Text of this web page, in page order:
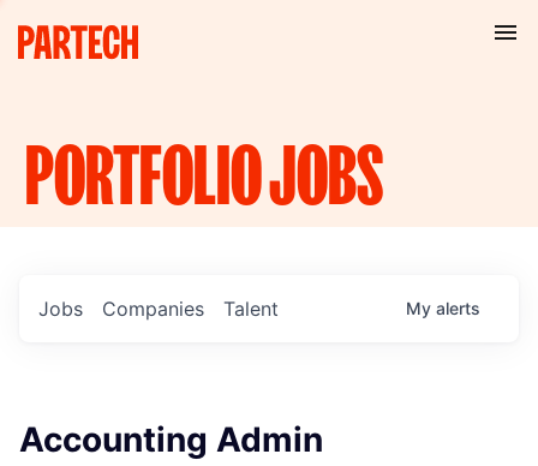
PORTFOLIOJOBS
Jobs Companies Talent My alerts
Accounting Admin